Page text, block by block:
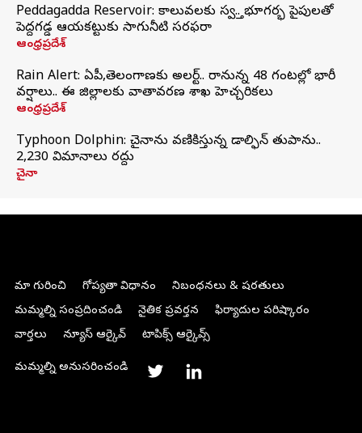
Peddagadda Reservoir: కాలువలకు స్వస్తి.. భూగర్భ పైపులతో
పెద్దగడ్డ ఆయకట్టుకు సాగునీటి సరఫరా
ఆంధ్రప్రదేశ్
Rain Alert: ఏపీ,తెలంగాణకు అలర్ట్.. రానున్న 48 గంటల్లో భారీ
వర్షాలు.. ఈ జిల్లాలకు వాతావరణ శాఖ హెచ్చరికలు
ఆంధ్రప్రదేశ్
Typhoon Dolphin: చైనాను వణికిస్తున్న డాల్ఫిన్‌ తుపాను..
2,230 విమానాలు రద్దు
చైనా
మా గురించి గోప్యతా విధానం
నిబంధనలు & షరతులు
మమ్మల్ని సంప్రదించండి
నైతిక ప్రవర్తన
ఫిర్యాదుల పరిష్కారం
వార్తలు
న్యూస్ ఆర్కైవ్ టాపిక్స్ ఆర్కైవ్స్
మమ్మల్ని అనుసరించండి